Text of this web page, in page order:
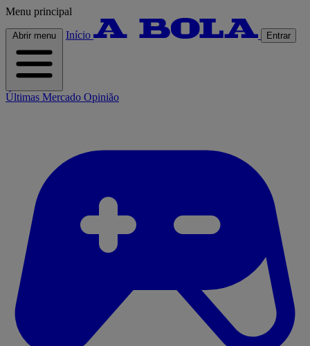
Menu principal
Abrir menu Início Entrar
Últimas Mercado Opinião